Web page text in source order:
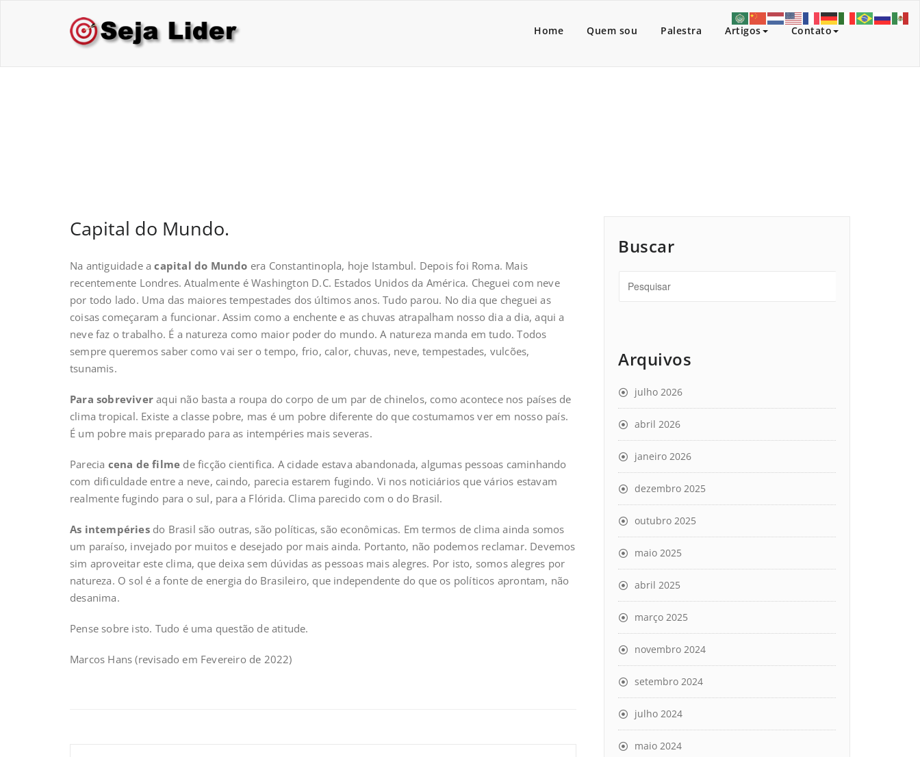
Home Quem sou Palestra Artigos Contato
Capital do Mundo.
Na antiguidade acapital do Mundo era Constantinopla, hoje Istambul. Depois foi Roma. Mais
recentemente Londres. Atualmente é Washington D.C. Estados Unidos da América. Cheguei com neve
por todo lado. Uma das maiores tempestades dos últimos anos. Tudo parou. No dia que cheguei as
coisas começaram a funcionar. Assim como a enchente e as chuvas atrapalham nosso dia a dia, aqui a
neve faz o trabalho. É a natureza como maior poder do mundo. A natureza manda em tudo. Todos
sempre queremos saber como vai ser o tempo, frio, calor, chuvas, neve, tempestades, vulcões,
tsunamis.
Para sobreviver aqui não basta a roupa do corpo de um par de chinelos, como acontece nos países de
clima tropical. Existe a classe pobre, mas é um pobre diferente do que costumamos ver em nosso país.
É um pobre mais preparado para as intempéries mais severas.
Parecia cena de filme de ficção cientifica. A cidade estava abandonada, algumas pessoas caminhando
com dificuldade entre a neve, caindo, parecia estarem fugindo. Vi nos noticiários que vários estavam
realmente fugindo para o sul, para a Flórida. Clima parecido com o do Brasil.
As intempériesdo Brasil são outras, são políticas, são econômicas. Em termos de clima ainda somos
um paraíso, invejado por muitos e desejado por mais ainda. Portanto, não podemos reclamar. Devemos
sim aproveitar este clima, que deixa sem dúvidas as pessoas mais alegres. Por isto, somos alegres por
natureza. O sol é a fonte de energia do Brasileiro, que independente do que os políticos aprontam, não
desanima.
Pense sobre isto. Tudo é uma questão de atitude.
Marcos Hans (revisado em Fevereiro de 2022)
Buscar
Arquivos
julho 2026
abril 2026
janeiro 2026
dezembro 2025
outubro 2025
maio 2025
abril 2025
março 2025
novembro 2024
setembro 2024
julho 2024
maio 2024